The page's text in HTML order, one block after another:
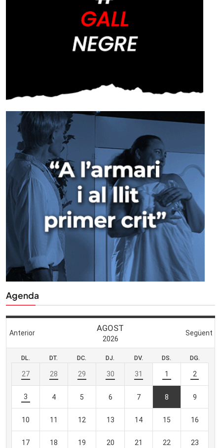
Agenda